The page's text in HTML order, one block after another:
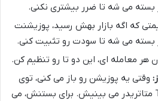
می شه تا ضرر بیشتری نکنی.
که اگه بازار بهش رسید، پوزیشنت
بسته می شه تا سودت رو تثبیت کنی.
هر معامله ای، این دو تا رو تنظیم کن.
وقتی یه پوزیشن رو باز می کنی، توی
تب Trade یا Terminal متاتریدر می بینیش. برای بستنش، می